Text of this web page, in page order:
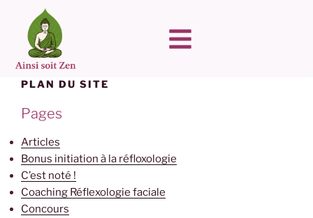
PLAN DU SITE
Pages
Articles
Bonus initiation à la réfloxologie
C’est noté !
Coaching Réflexologie faciale
Concours